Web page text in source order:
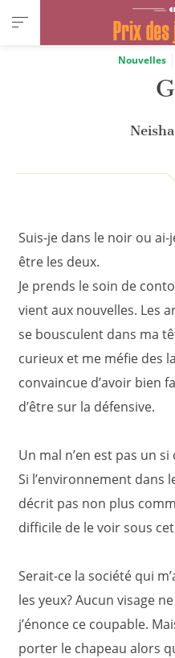
Panneau de gestion des
Nouvelles
Suis-je dans le noir ou ai-
être les deux.
Je prends le soin de
vient aux nouvelles. Les
se bousculent dans ma
curieux et me méfie des
convaincue d’avoir bien
d’être sur la défensive.
Un mal n’en est pas un
Si l’environnement dans
décrit pas non plus
difficile de le voir sous
Serait-ce la société qui
les yeux? Aucun visage
j’énonce ce coupable.
porter le chapeau alors